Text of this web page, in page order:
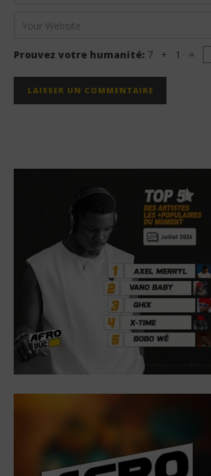
Prouvez votre humanité: 7 + 1 =